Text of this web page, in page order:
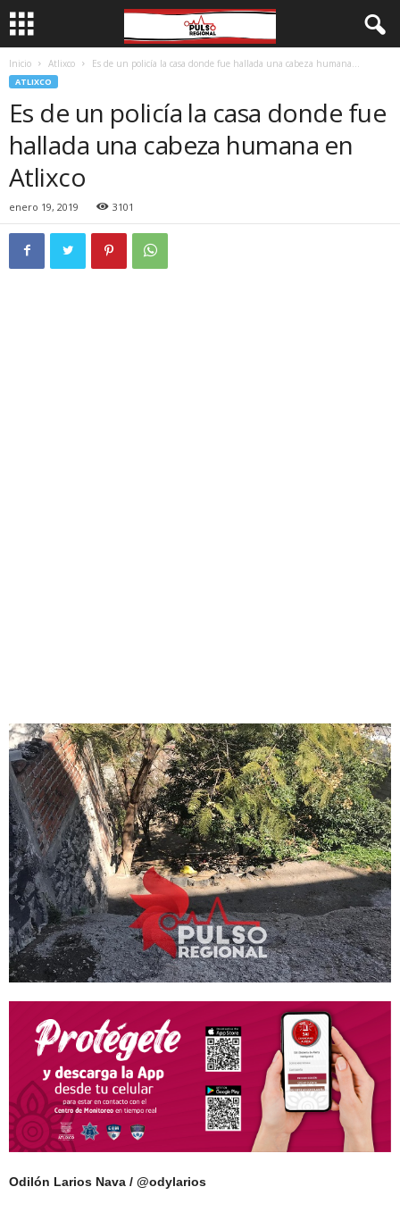
Inicio Atlixco Es de un policía la casa donde fue hallada una cabeza humana...
ATLIXCO
Es de un policía la casa donde fue
hallada una cabeza humana en
Atlixco
enero 19, 2019 3101
Odilón Larios Nava / @odylarios